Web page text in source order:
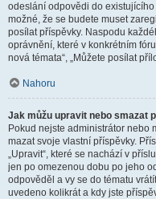
odeslání odpovědi do existujícího
možné, že se budete muset
posílat příspěvky. Naspodu
oprávnění, které v konkrétním
nová témata“, „Můžete posílat
Nahoru
Jak můžu upravit nebo smazat
Pokud nejste administrátor nebo
mazat svoje vlastní příspěvky.
„Upravit“, které se nachází v
jen po omezenou dobu po jeho
odpověděl a vy se do tématu
uvedeno kolikrát a kdy jste